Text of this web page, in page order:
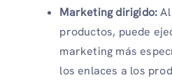
Marketing dirigido:
productos, puede
marketing más
los enlaces a los